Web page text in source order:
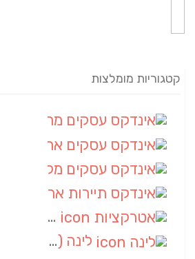
קטגוריות מומלצות
אטרקציות
לינה (1)